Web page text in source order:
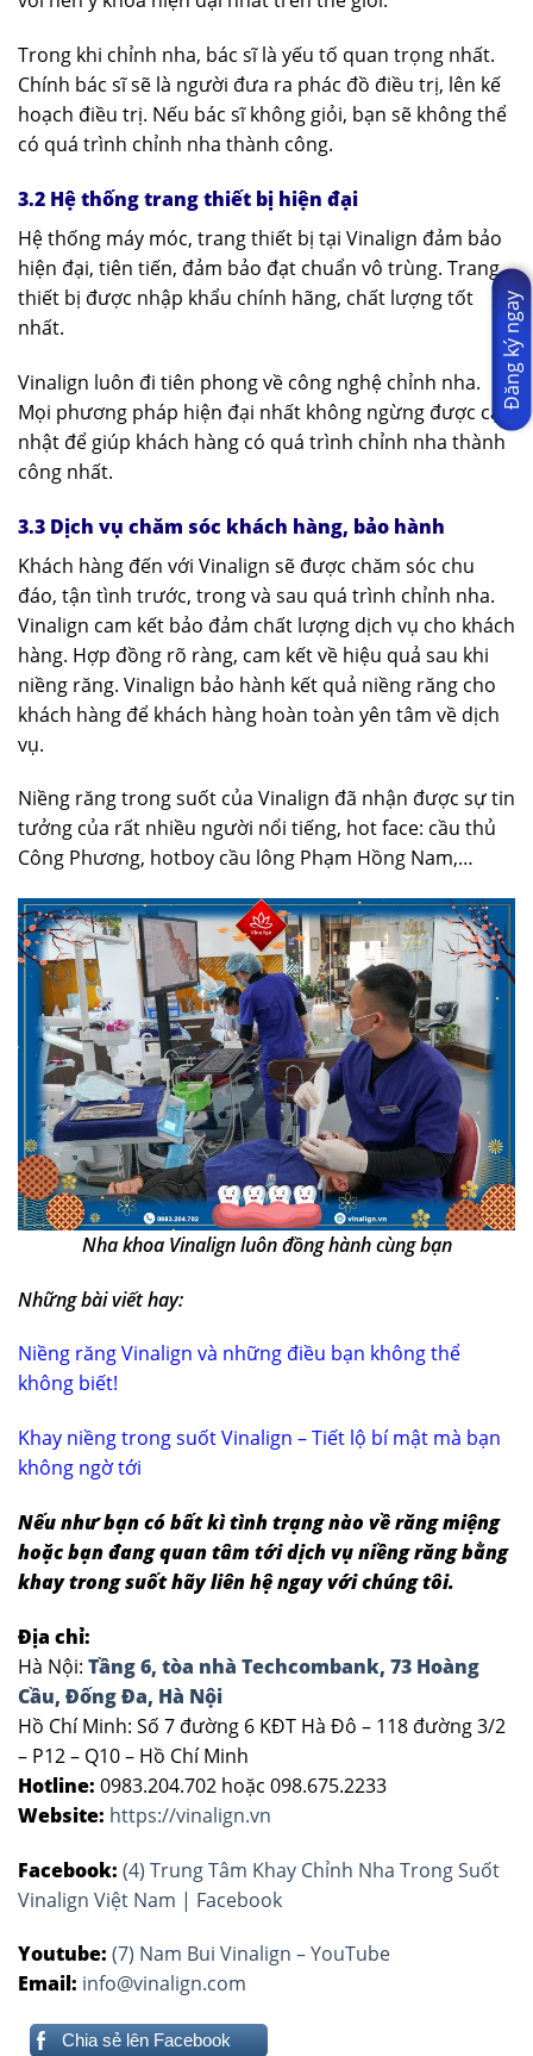
Trong khi chỉnh nha, bác sĩ là yếu tố quan trọng nhất.
Chính bác sĩ sẽ là người đưa ra phác đồ điều trị, lên kế
hoạch điều trị. Nếu bác sĩ không giỏi, bạn sẽ không thể
có quá trình chỉnh nha thành công.
3.2 Hệ thống trang thiết bị hiện đại
Hệ thống máy móc, trang thiết bị tại Vinalign đảm bảo
hiện đại, tiên tiến, đảm bảo đạt chuẩn vô trùng. Trang
thiết bị được nhập khẩu chính hãng, chất lượng tốt
nhất.
Vinalign luôn đi tiên phong về công nghệ chỉnh nha.
Mọi phương pháp hiện đại nhất không ngừng được cập
nhật để giúp khách hàng có quá trình chỉnh nha thành
công nhất.
3.3 Dịch vụ chăm sóc khách hàng, bảo hành
Khách hàng đến với Vinalign sẽ được chăm sóc chu
đáo, tận tình trước, trong và sau quá trình chỉnh nha.
Vinalign cam kết bảo đảm chất lượng dịch vụ cho khách
hàng. Hợp đồng rõ ràng, cam kết về hiệu quả sau khi
niềng răng. Vinalign bảo hành kết quả niềng răng cho
khách hàng để khách hàng hoàn toàn yên tâm về dịch
vụ.
Niềng răng trong suốt của Vinalign đã nhận được sự tin
tưởng của rất nhiều người nổi tiếng, hot face: cầu thủ
Công Phương, hotboy cầu lông Phạm Hồng Nam,…
Nha khoa Vinalign luôn đồng hành cùng bạn
Những bài viết hay:
Niềng răng Vinalign và những điều bạn không thể
không biết!
Khay niềng trong suốt Vinalign – Tiết lộ bí mật mà bạn
không ngờ tới
Nếu như bạn có bất kì tình trạng nào về răng miệng
hoặc bạn đang quan tâm tới dịch vụ niềng răng bằng
khay trong suốt hãy liên hệ ngay với chúng tôi.
Địa chỉ:
Hà Nội: Tầng 6, tòa nhà Techcombank, 73 Hoàng
Cầu, Đống Đa, Hà Nội
Hồ Chí Minh: Số 7 đường 6 KĐT Hà Đô – 118 đường 3/2
– P12 – Q10 – Hồ Chí Minh
Hotline: 0983.204.702 hoặc 098.675.2233
Website: https://vinalign.vn
Facebook: (4) Trung Tâm Khay Chỉnh Nha Trong Suốt
Vinalign Việt Nam | Facebook
Youtube: (7) Nam Bui Vinalign – YouTube
Email: info@vinalign.com
Chia sẻ lên Facebook
Đăng ký ngay